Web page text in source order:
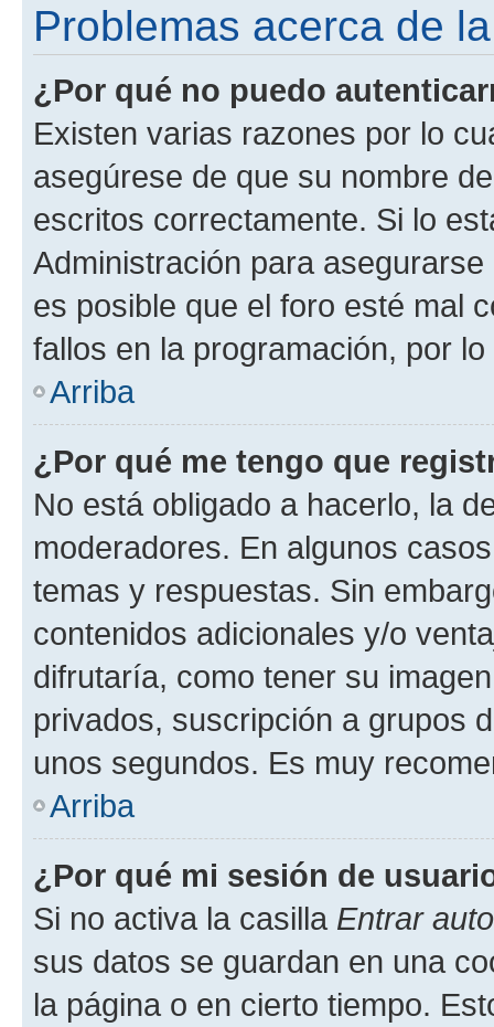
Problemas acerca de
¿Por qué no puedo
Existen varias razones por lo
asegúrese de que su nombre
escritos correctamente. Si lo
Administración para
es posible que el foro esté mal
fallos en la programación, por
Arriba
¿Por qué me tengo que
No está obligado a hacerlo, la
moderadores. En algunos
temas y respuestas. Sin
contenidos adicionales y/o
difrutaría, como tener su
privados, suscripción a grupos
unos segundos. Es muy
Arriba
¿Por qué mi sesión de
Si no activa la casilla Entrar
sus datos se guardan en una
la página o en cierto tiempo.